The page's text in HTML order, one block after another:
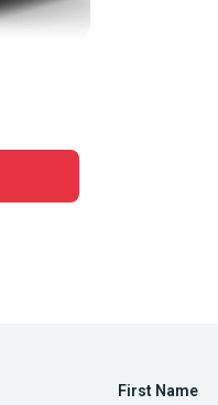
First Name